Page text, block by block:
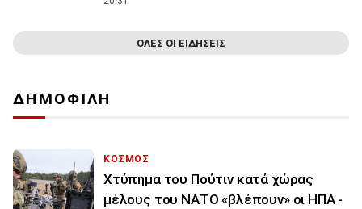
ΟΛΕΣ ΟΙ ΕΙΔΗΣΕΙΣ
ΔΗΜΟΦΙΛΗ
ΚΟΣΜΟΣ
Χτύπημα του Πούτιν κατά χώρας
μέλους του ΝΑΤΟ «βλέπουν» οι ΗΠΑ -